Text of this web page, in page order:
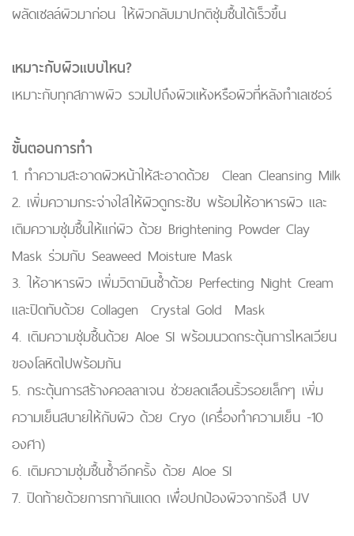
ผลัดเซลล์ผิวมาก่อน ให้ผิวกลับมาปกติชุ่มชื้นได้เร็วขึ้น
เหมาะกับผิวแบบไหน?
เหมาะกับทุกสภาพผิว รวมไปถึงผิวแห้งหรือผิวที่หลังทำเลเซอร์
ขั้นตอนการทำ
1. ทำความสะอาดผิวหน้าให้สะอาดด้วย Clean Cleansing Milk
2. เพิ่มความกระจ่างใสให้ผิวดูกระชับ พร้อมให้อาหารผิว และ
เติมความชุ่มชื้นให้แก่ผิว ด้วย Brightening Powder Clay
Mask ร่วมกับ Seaweed Moisture Mask
3. ให้อาหารผิว เพิ่มวิตามินซ้ำด้วย Perfecting Night Cream
และปิดทับด้วย Collagen Crystal Gold Mask
4. เติมความชุ่มชื้นด้วย Aloe SI พร้อมนวดกระตุ้นการไหลเวียน
ของโลหิตไปพร้อมกัน
5. กระตุ้นการสร้างคอลลาเจน ช่วยลดเลือนริ้วรอยเล็กๆ เพิ่ม
ความเย็นสบายให้กับผิว ด้วย Cryo (เครื่องทำความเย็น -10
องศา)
6. เติมความชุ่มชื้นซ้ำอีกครั้ง ด้วย Aloe SI
7. ปิดท้ายด้วยการทากันแดด เพื่อปกป้องผิวจากรังสี UV